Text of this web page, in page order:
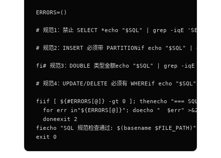
ERRORS=()
# 规范1：禁止 SELECT *echo "$SQL" | grep -iqE
# 规范2：INSERT 必须带 PARTITIONif echo "$SQL" | grep
fi# 规范3：DOUBLE 类型金额echo " $SQL" grep -iqE
# 规范4：UPDATE/DELETE 必须有 WHEREif echo "$SQL" |
fiif [ ${#ERRORS[@]} -gt 0 ] ; thenecho "=== SQL 规范检
  for
err in"${ERRORS [@]}" ; doecho " $err"
>&2
  doneexit
2
fiecho "SQL 规范检查通过: $( basename $FILE_PATH )"
exit 0